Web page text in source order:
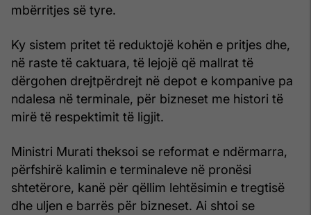
mbërritjes së tyre.
Ky sistem pritet të reduktojë kohën e pritjes dhe,
në raste të caktuara, të lejojë që mallrat të
dërgohen drejtpërdrejt në depot e kompanive pa
ndalesa në terminale, për bizneset me histori të
mirë të respektimit të ligjit.
Ministri Murati theksoi se reformat e ndërmarra,
përfshirë kalimin e terminaleve në pronësi
shtetërore, kanë për qëllim lehtësimin e tregtisë
dhe uljen e barrës për bizneset. Ai shtoi se